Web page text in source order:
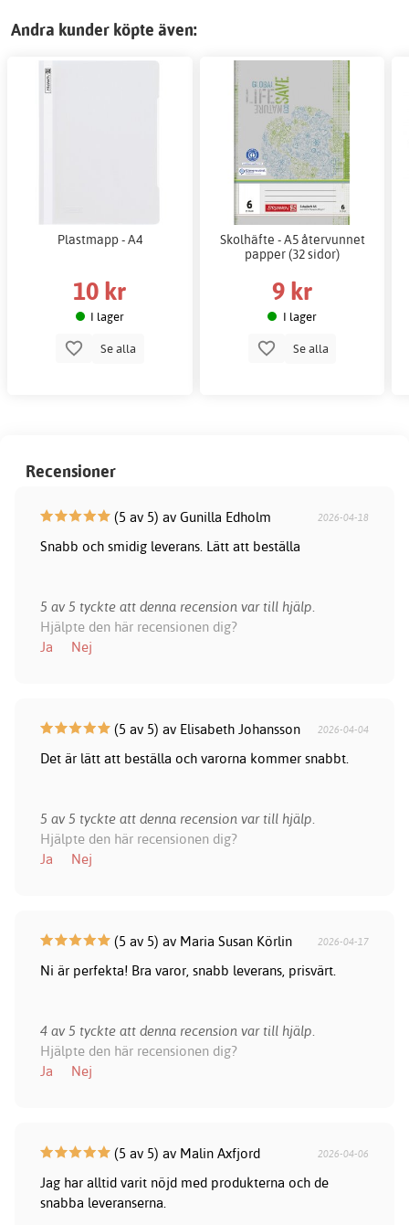
Andra kunder köpte även:
Plastmapp - A4
10 kr
I lager
Se alla
Skolhäfte - A5 återvunnet
papper (32 sidor)
9 kr
I lager
Se alla
Recensioner
(5 av 5) av Gunilla Edholm 2026-04-18
Snabb och smidig leverans. Lätt att beställa
5 av 5 tyckte att denna recension var till hjälp.
Hjälpte den här recensionen dig?
Ja
Nej
(5 av 5) av Elisabeth Johansson 2026-04-04
Det är lätt att beställa och varorna kommer snabbt.
5 av 5 tyckte att denna recension var till hjälp.
Hjälpte den här recensionen dig?
Ja
Nej
(5 av 5) av Maria Susan Körlin 2026-04-17
Ni är perfekta! Bra varor, snabb leverans, prisvärt.
4 av 5 tyckte att denna recension var till hjälp.
Hjälpte den här recensionen dig?
Ja
Nej
(5 av 5) av Malin Axfjord 2026-04-06
Jag har alltid varit nöjd med produkterna och de
snabba leveranserna.